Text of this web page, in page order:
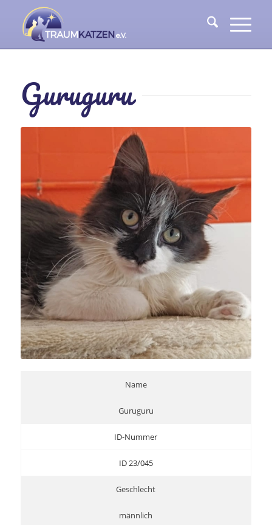
Guruguru
Name
Guruguru
ID-Nummer
ID 23/045
Geschlecht
männlich